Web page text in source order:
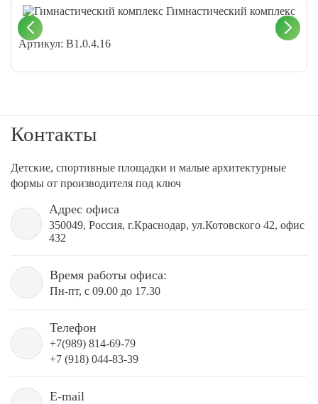
Гимнастический комплекс
Артикул: В1.0.4.16
Контакты
Детские, спортивные площадки и малые архитектурные
формы от производителя под ключ
Адрес офиса
350049, Россия, г.Краснодар, ул.Котовского 42, офис
432
Время работы офиса:
Пн-пт, с 09.00 до 17.30
Телефон
+7(989) 814-69-79
+7 (918) 044-83-39
E-mail